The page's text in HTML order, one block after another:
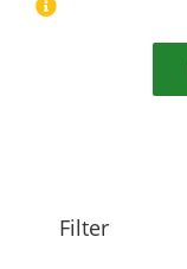
Filter